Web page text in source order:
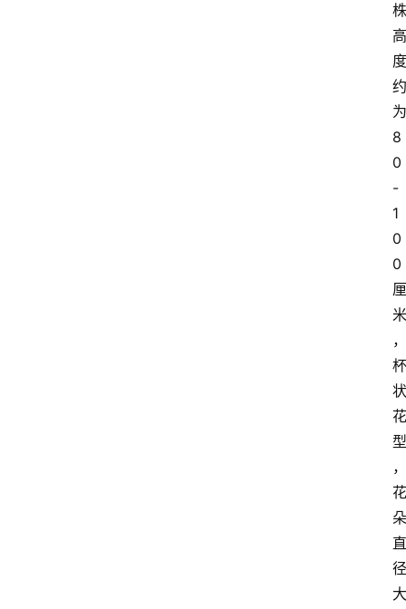
株
高
度
约
为
8
0
-
1
0
0
厘
米
，
杯
状
花
型
，
花
朵
直
径
大